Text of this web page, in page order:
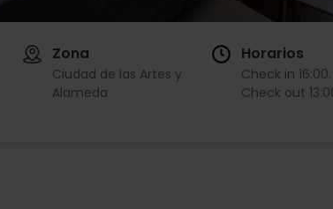
Zona
Ciudad de las Artes y
Alameda
Horarios
Check in 16:00.
Check out